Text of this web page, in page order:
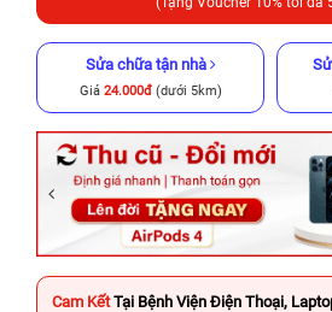
Sửa chữa tận nhà
Giá 24.000đ(dưới 5km)
Cam Kết Tại Bệnh Viện Điện Thoại,